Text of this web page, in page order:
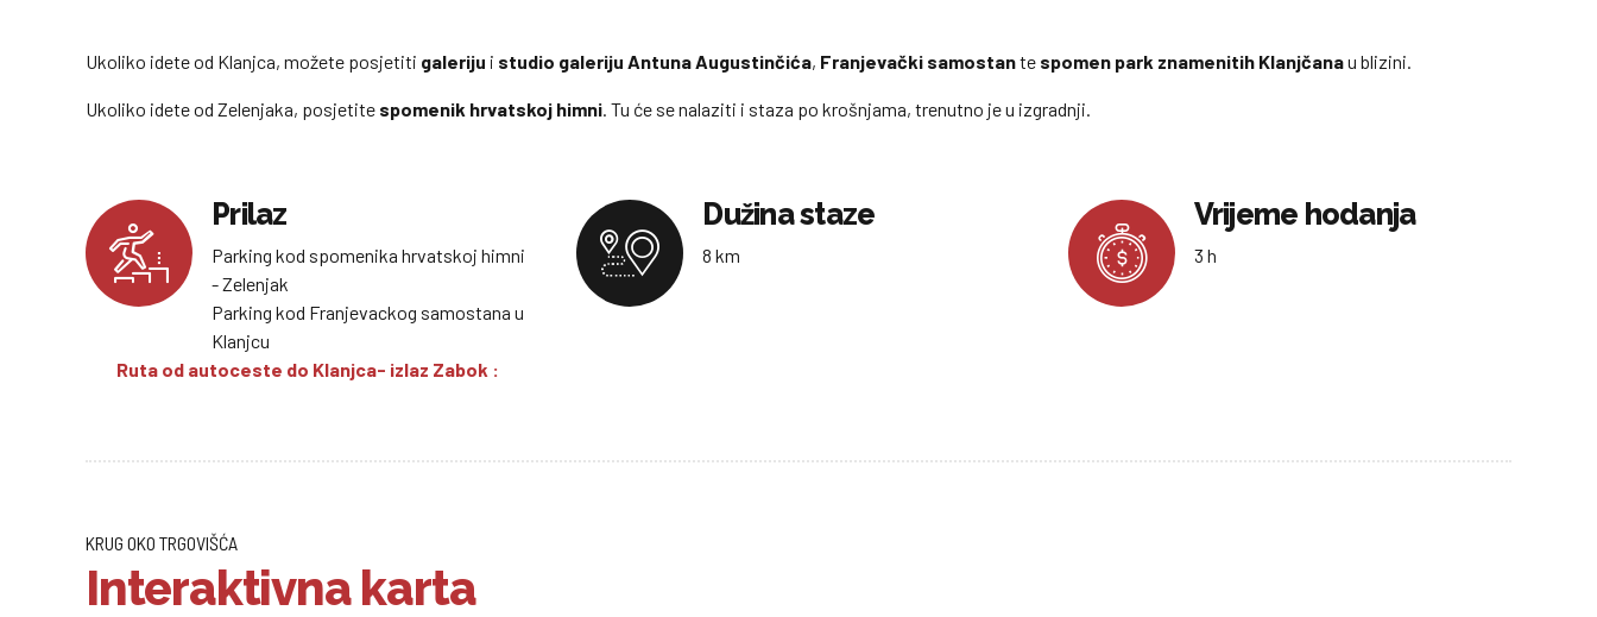
Ukoliko idete od Klanjca, možete posjetiti galeriju i studio galeriju Antuna Augustinčića, Franjevački samostante spomen park znamenitih Klanjčanau blizini.
Ukoliko idete od Zelenjaka, posjetite spomenik hrvatskoj himni . Tu će se nalaziti i staza po krošnjama, trenutno je u izgradnji.
Prilaz
Parking kod spomenika hrvatskoj himni
- Zelenjak
Parking kod Franjevackog samostana u
Klanjcu
Ruta od autoceste do Klanjca- izlaz Zabok :
Dužina staze
8 km
Vrijeme hodanja
3 h
KRUG OKO TRGOVIŠĆA
Interaktivna karta